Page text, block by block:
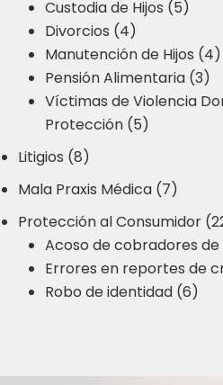
Custodia de Hijos (5)
Divorcios (4)
Manutención de Hijos (4)
Pensión Alimentaria (3)
Víctimas de Violencia
Protección (5)
Litigios (8)
Mala Praxis Médica (7)
Protección al Consumidor
Acoso de cobradores
Errores en reportes de
Robo de identidad (6)